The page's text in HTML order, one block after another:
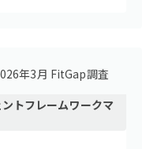
年3月 FitGap調査
トフレームワークマ